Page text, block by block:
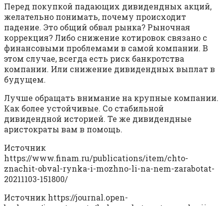
Перед покупкой падающих дивидендных акций,
желательно понимать, почему происходит
падение. Это общий обвал рынка? Рыночная
коррекция? Либо снижение котировок связано с
финансовыми проблемами в самой компании. В
этом случае, всегда есть риск банкротства
компании. Или снижение дивидендных выплат в
будущем.
Лучше обращать внимание на крупные компании.
Как более устойчивые. Со стабильной
дивидендной историей. Те же дивидендные
аристократы вам в помощь.
Источник
https://www.finam.ru/publications/item/chto-
znachit-obval-rynka-i-mozhno-li-na-nem-zarabotat-
20211103-151800/
Источник https://journal.open-